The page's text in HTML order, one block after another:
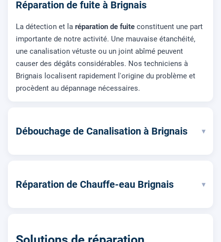
Réparation de fuite à Brignais
La détection et la réparation de fuite constituent une part
importante de notre activité. Une mauvaise étanchéité,
une canalisation vétuste ou un joint abîmé peuvent
causer des dégâts considérables. Nos techniciens à
Brignais localisent rapidement l'origine du problème et
procèdent au dépannage nécessaires.
Débouchage de Canalisation à Brignais ▾
Réparation de Chauffe-eau Brignais ▾